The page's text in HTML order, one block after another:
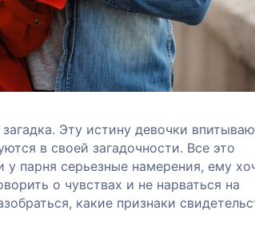
Эту истину девочки
в своей загадочности. Все это
парня серьезные намерения, ему
о чувствах и не нарваться на
какие признаки